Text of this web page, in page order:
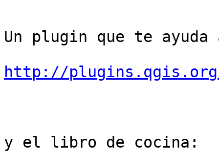
Un plugin que te
http://
y el libro de cocina: